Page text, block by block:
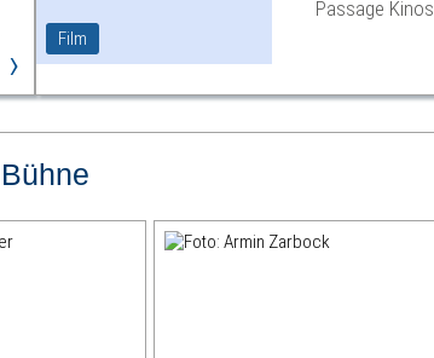
›
Film
Passage Kinos
Bühne